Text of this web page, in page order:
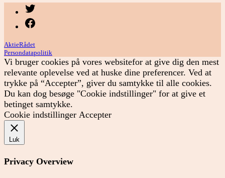
AktieRådet
Persondatapolitik
Vi bruger cookies på vores websitefor at give dig den mest
relevante oplevelse ved at huske dine preferencer. Ved at
trykke på “Accepter”, giver du samtykke til alle cookies.
Du kan dog besøge "Cookie indstillinger" for at give et
betinget samtykke.
Cookie indstillinger Accepter
Luk
Privacy Overview